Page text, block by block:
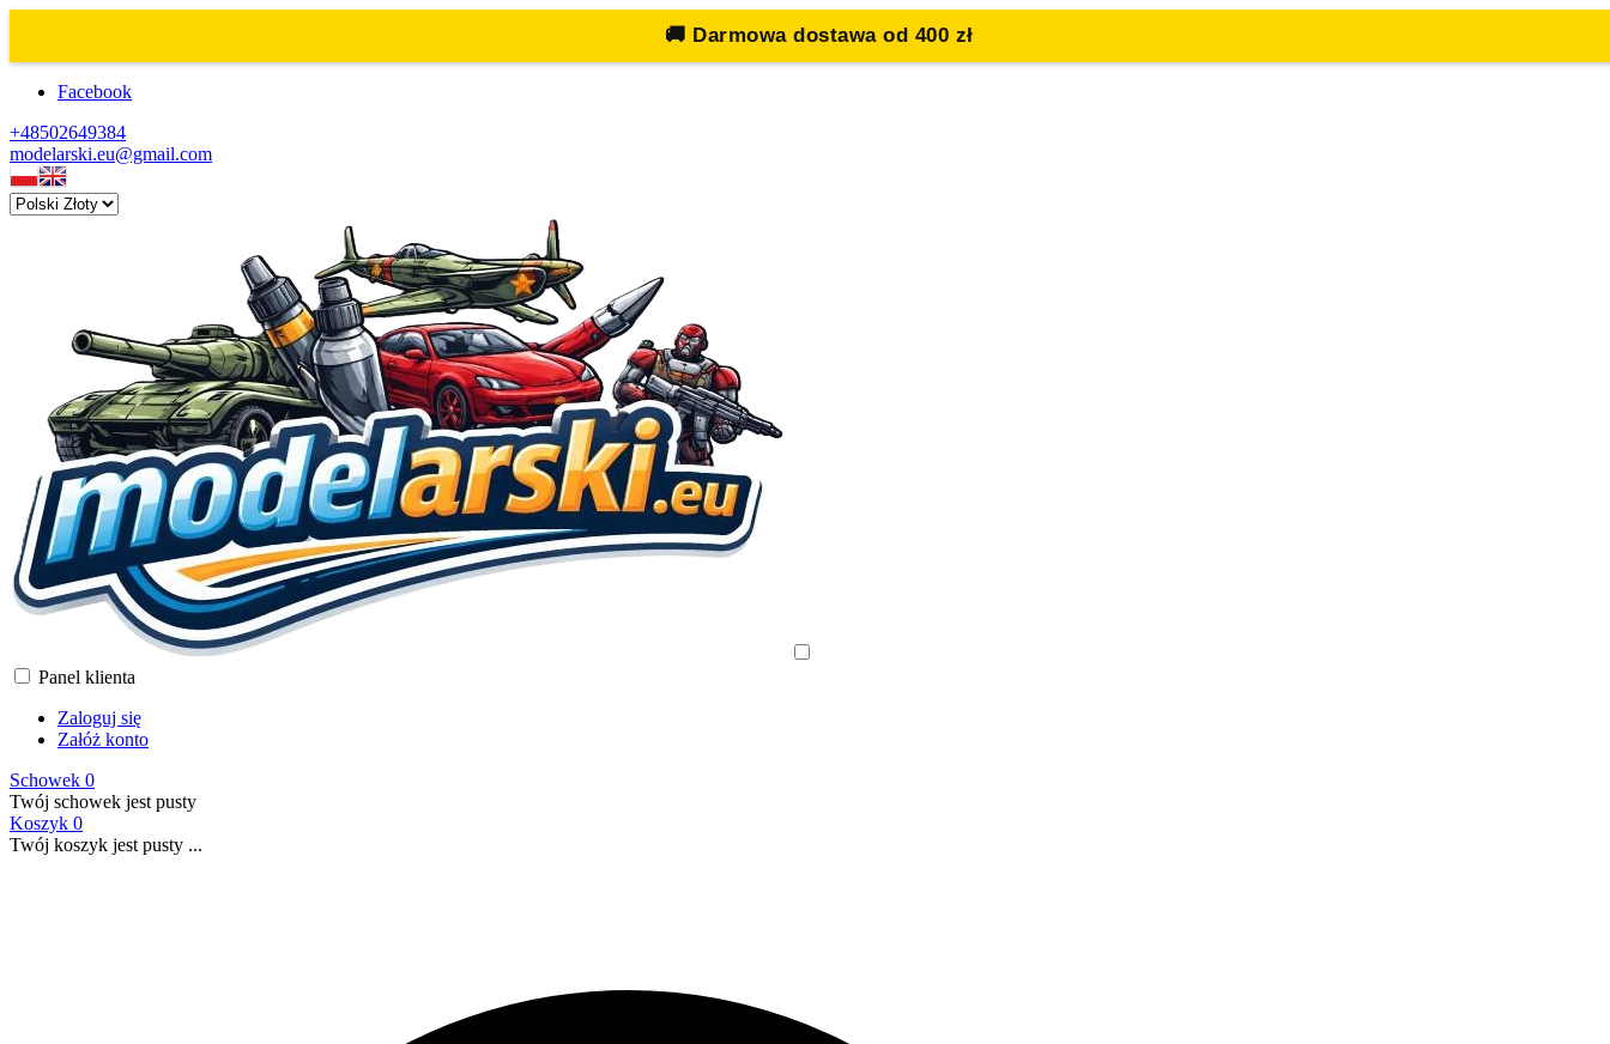
🚚 Darmowa dostawa od 400 zł
Facebook
+48502649384
modelarski.eu@gmail.com
Panel klienta
Zaloguj się
Załóż konto
Schowek 0
Twój schowek jest pusty
Koszyk 0
Twój koszyk jest pusty ...